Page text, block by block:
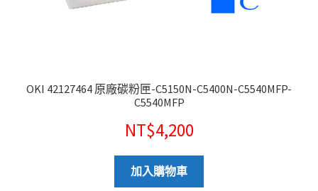
OKI 42127464 原廠碳粉匣-C5150N-C5400N-C5540MFP-
C5540MFP
NT$4,200
加入購物車